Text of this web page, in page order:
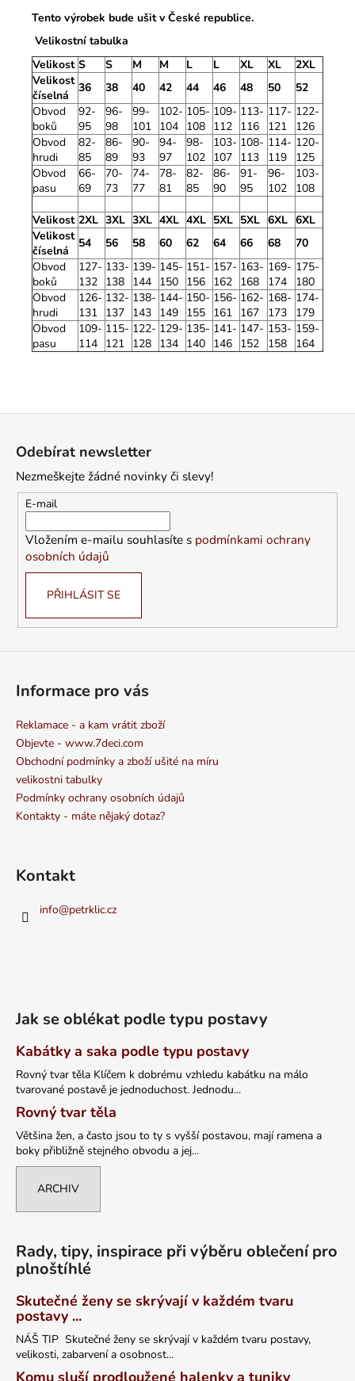
Tento výrobek bude ušit v České republice.
Velikostní tabulka
Velikost S S M M L L XL XL
2XL
Velikost
číselná
36 38 40 42 44 46 48 50
52
Obvod
boků
92-
95
96-
98
99-
101
102-
104
105-
108
109-
112
113-
116
117-
121
122-
126
Obvod
hrudi
82-
85
86-
89
90-
93
94-
97
98-
102
103-
107
108-
113
114-
119
120-
125
Obvod
pasu
66-
69
70-
73
74-
77
78-
81
82-
85
86-
90
91-
95
96-
102
103-
108
Velikost 2XL 3XL 3XL 4XL 4XL 5XL 5XL 6XL 6XL
Velikost
číselná
54 56 58 60 62 64 66 68
70
Obvod
boků
127-
132
133-
138
139-
144
145-
150
151-
156
157-
162
163-
168
169-
174
175-
180
Obvod
hrudi
126-
131
132-
137
138-
143
144-
149
150-
155
156-
161
162-
167
168-
173
174-
179
Obvod
pasu
109-
114
115-
121
122-
128
129-
134
135-
140
141-
146
147-
152
153-
158
159-
164
Odebírat newsletter
Nezmeškejte žádné novinky či slevy!
E-mail
Vložením e-mailu souhlasíte s podmínkami ochrany
osobních údajů
PŘIHLÁSIT SE
Informace pro vás
Reklamace - a kam vrátit zboží
Objevte - www.7deci.com
Obchodní podmínky a zboží ušité na míru
velikostni tabulky
Podmínky ochrany osobních údajů
Kontakty - máte nějaký dotaz?
Kontakt
info@petrklic.cz
Jak se oblékat podle typu postavy
Kabátky a saka podle typu postavy
Rovný tvar těla Klíčem k dobrému vzhledu kabátku na málo
tvarované postavě je jednoduchost. Jednodu...
Rovný tvar těla
Většina žen, a často jsou to ty s vyšší postavou, mají ramena a
boky přibližně stejného obvodu a jej...
ARCHIV
Rady, tipy, inspirace při výběru oblečení pro
plnoštíhlé
Skutečné ženy se skrývají v každém tvaru
postavy ...
NÁŠ TIP Skutečné ženy se skrývají v každém tvaru postavy,
velikosti, zabarvení a osobnost...
Komu sluší prodloužené halenky a tuniky